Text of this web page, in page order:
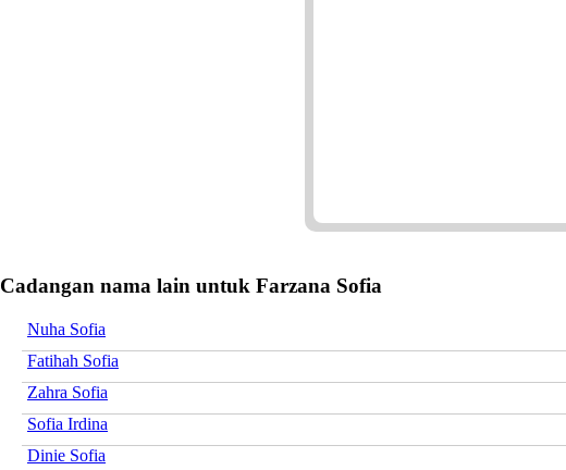
Cadangan nama lain untuk Farzana Sofia
Nuha Sofia
Fatihah Sofia
Zahra Sofia
Sofia Irdina
Dinie Sofia